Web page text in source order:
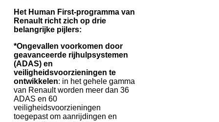
Het Human First-programma van
Renault richt zich op drie
belangrijke pijlers:
*Ongevallen voorkomen door
geavanceerde rijhulpsystemen
(ADAS) en
veiligheidsvoorzieningen te
ontwikkelen: in het gehele gamma
van Renault worden meer dan 36
ADAS en 60
veiligheidsvoorzieningen
toegepast om aanrijdingen en